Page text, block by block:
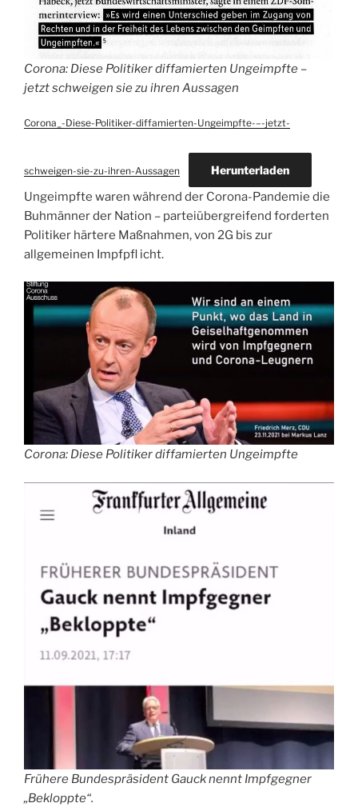
Corona: Diese Politiker diffamierten Ungeimpfte –
jetzt schweigen sie zu ihren Aussagen
Corona_-Diese-Politiker-diffamierten-Ungeimpfte-–-jetzt-
schweigen-sie-zu-ihren-Aussagen Herunterladen
Ungeimpfte waren während der Corona-Pandemie die
Buhmänner der Nation – parteiübergreifend forderten
Politiker härtere Maßnahmen, von 2G bis zur
allgemeinen Impfpfl icht.
Corona: Diese Politiker diffamierten Ungeimpfte
Frühere Bundespräsident Gauck nennt Impfgegner
„Bekloppte“.